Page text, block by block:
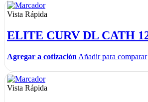
Vista Rápida
ELITE CURV DL CATH
Agregar a cotización Añadir para comparar
Vista Rápida